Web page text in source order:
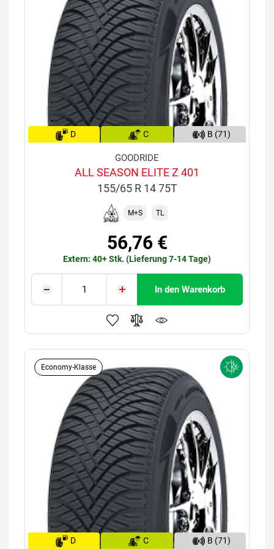
D C B (71)
GOODRIDE
ALL SEASON ELITE Z 401
155/65 R 14 75T
M+S TL
56,76 €
Extern: 40+ Stk. (Lieferung 7-14 Tage)
In den Warenkorb
Economy-Klasse
D C B (71)